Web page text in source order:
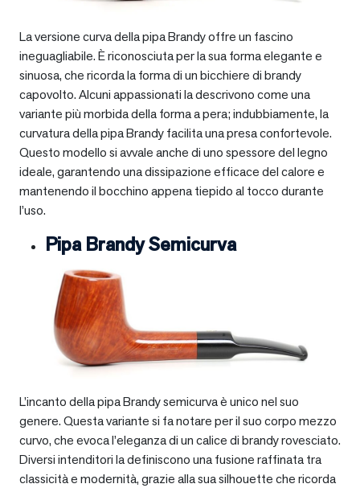
La versione curva della pipa Brandy offre un fascino
ineguagliabile. È riconosciuta per la sua forma elegante e
sinuosa, che ricorda la forma di un bicchiere di brandy
capovolto. Alcuni appassionati la descrivono come una
variante più morbida della forma a pera; indubbiamente, la
curvatura della pipa Brandy facilita una presa confortevole.
Questo modello si avvale anche di uno spessore del legno
ideale, garantendo una dissipazione efficace del calore e
mantenendo il bocchino appena tiepido al tocco durante
l’uso.
Pipa Brandy Semicurva
L’incanto della pipa Brandy semicurva è unico nel suo
genere. Questa variante si fa notare per il suo corpo mezzo
curvo, che evoca l’eleganza di un calice di brandy rovesciato.
Diversi intenditori la definiscono una fusione raffinata tra
classicità e modernità, grazie alla sua silhouette che ricorda